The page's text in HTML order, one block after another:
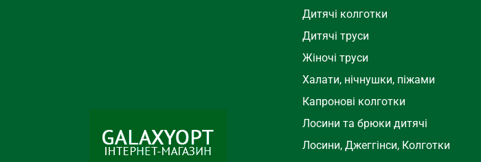
Дитячі колготки
Дитячі труси
Жіночі труси
Халати, нічнушки, піжами
Капронові колготки
Лосини та брюки дитячі
Лосини, Джеггінси, Колготки